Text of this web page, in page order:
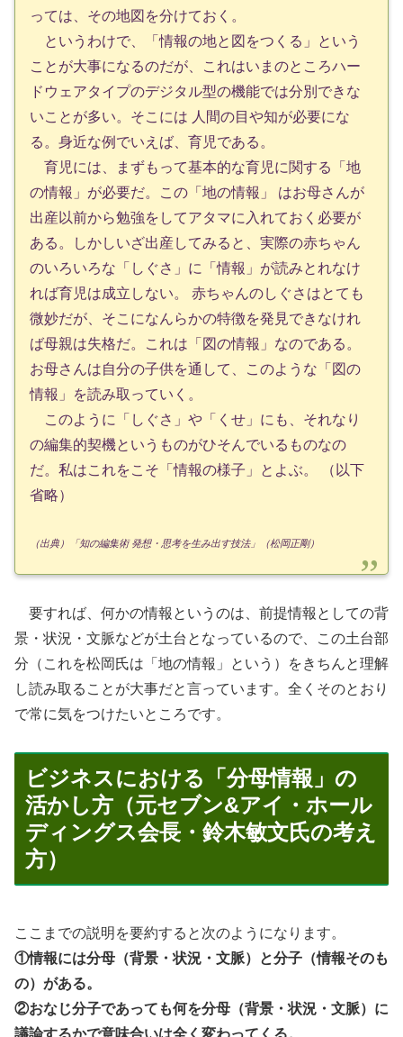
っては、その地図を分けておく。
というわけで、「情報の地と図をつくる」という
ことが大事になるのだが、これはいまのところハー
ドウェアタイプのデジタル型の機能では分別できな
いことが多い。そこには 人間の目や知が必要にな
る。身近な例でいえば、育児である。
育児には、まずもって基本的な育児に関する「地
の情報」が必要だ。この「地の情報」 はお母さんが
出産以前から勉強をしてアタマに入れておく必要が
ある。しかしいざ出産してみると、実際の赤ちゃん
のいろいろな「しぐさ」に「情報」が読みとれなけ
れば育児は成立しない。 赤ちゃんのしぐさはとても
微妙だが、そこになんらかの特徴を発見できなけれ
ば母親は失格だ。これは「図の情報」なのである。
お母さんは自分の子供を通して、このような「図の
情報」を読み取っていく。
このように「しぐさ」や「くせ」にも、それなり
の編集的契機というものがひそんでいるものなの
だ。私はこれをこそ「情報の様子」とよぶ。 （以下
省略）
（出典）「知の編集術 発想・思考を生み出す技法」（松岡正剛）
要すれば、何かの情報というのは、前提情報としての背
景・状況・文脈などが土台となっているので、この土台部
分（これを松岡氏は「地の情報」という）をきちんと理解
し読み取ることが大事だと言っています。全くそのとおり
で常に気をつけたいところです。
ビジネスにおける「分母情報」の
活かし方（元セブン&アイ・ホール
ディングス会長・鈴木敏文氏の考え
方）
ここまでの説明を要約すると次のようになります。
①情報には分母（背景・状況・文脈）と分子（情報そのも
の）がある。
②おなじ分子であっても何を分母（背景・状況・文脈）に